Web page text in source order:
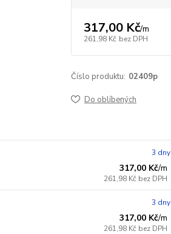
317,00 Kč/m
261,98 Kč bez DPH
Číslo produktu: 02409p
Do oblíbených
317,00 Kč/m
261,98 Kč bez DPH
3 dny
317,00 Kč/m
261,98 Kč bez DPH
3 dny